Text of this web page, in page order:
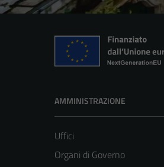
AMMINISTRAZIONE
Uffici
Organi di Governo